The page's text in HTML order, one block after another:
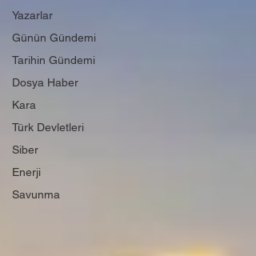
Yazarlar
Günün Gündemi
Tarihin Gündemi
Dosya Haber
Kara
Türk Devletleri
Siber
Enerji
Savunma